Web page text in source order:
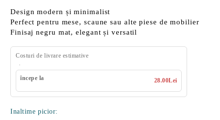
Design modern și minimalist
Perfect pentru mese, scaune sau alte piese de mobilier
Finisaj negru mat, elegant și versatil
Costuri de livrare estimative
începe la 28.00Lei
Inaltime picior: